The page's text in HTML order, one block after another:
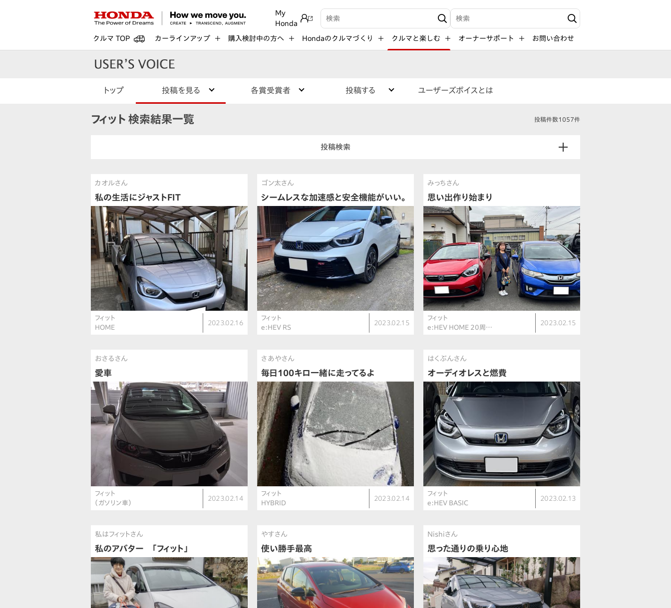
My
Honda
検索キーワード入力 検索キーワード入力
クルマ TOP カーラインアップ 購入検討中の方へ Hondaのクルマづくり クルマと楽しむ オーナーサポート お問い合わせ
トップ 投稿を見る 各賞受賞者 投稿する ユーザーズボイスとは
フィット 検索結果一覧 投稿件数1057件
投稿検索
カオルさん
私の生活にジャストFIT
フィット
HOME
2023.02.16
ゴン太さん
シームレスな加速感と安全機能がいい。
フィット
e:HEV RS
2023.02.15
みっちさん
思い出作り始まり
フィット
e:HEV HOME 20周…
2023.02.15
おさるさん
愛車
フィット
（ガソリン車）
2023.02.14
さあやさん
毎日100キロ一緒に走ってるよ
フィット
HYBRID
2023.02.14
はくぶんさん
オーディオレスと燃費
フィット
e:HEV BASIC
2023.02.13
私はフィットさん
私のアバター 「フィット」
やすさん
使い勝手最高
Nishiさん
思った通りの乗り心地